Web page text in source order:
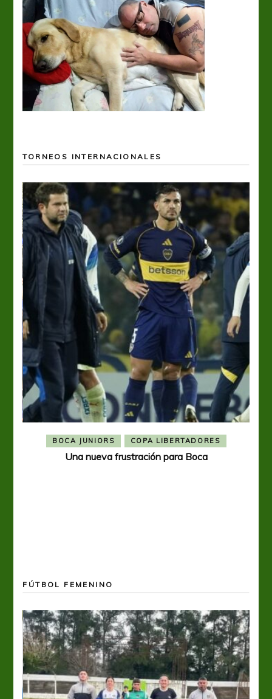
TORNEOS INTERNACIONALES
BOCA JUNIORS COPA LIBERTADORES
Una nueva frustración para Boca
FÚTBOL FEMENINO